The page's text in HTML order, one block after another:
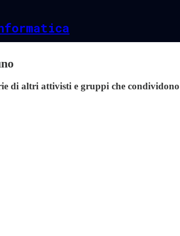
di altri attivisti e gruppi che